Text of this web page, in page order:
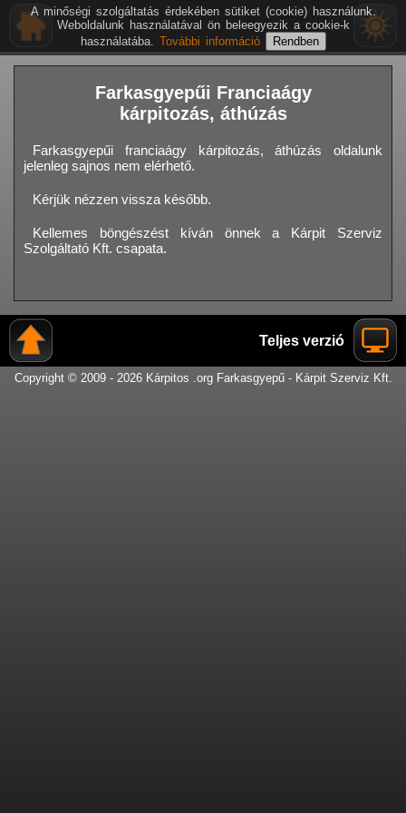
Farkasgyepűi Franciaágy
kárpitozás, áthúzás
Farkasgyepűi franciaágy kárpitozás, áthúzás oldalunk
jelenleg sajnos nem elérhető.
Kérjük nézzen vissza később.
Kellemes böngészést kíván önnek a Kárpit Szerviz
Szolgáltató Kft. csapata.
Teljes verzió
Copyright © 2009 - 2026 Kárpitos .org Farkasgyepű - Kárpit Szerviz Kft.
A minőségi szolgáltatás érdekében sütiket (cookie) használunk.
Weboldalunk használatával ön beleegyezik a cookie-k
használatába. További információ